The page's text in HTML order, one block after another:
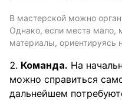
В мастерской можно
Однако, если места мало,
материалы, ориентируясь
Команда. На
можно справиться
дальнейшем